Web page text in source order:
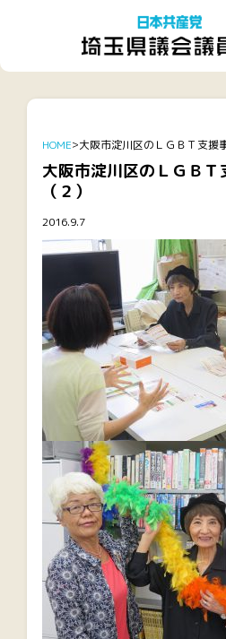
HOME 大阪市淀川区のＬＧＢＴ支援
大阪市淀川区のＬＧＢＴ
（２）
2016.9.7